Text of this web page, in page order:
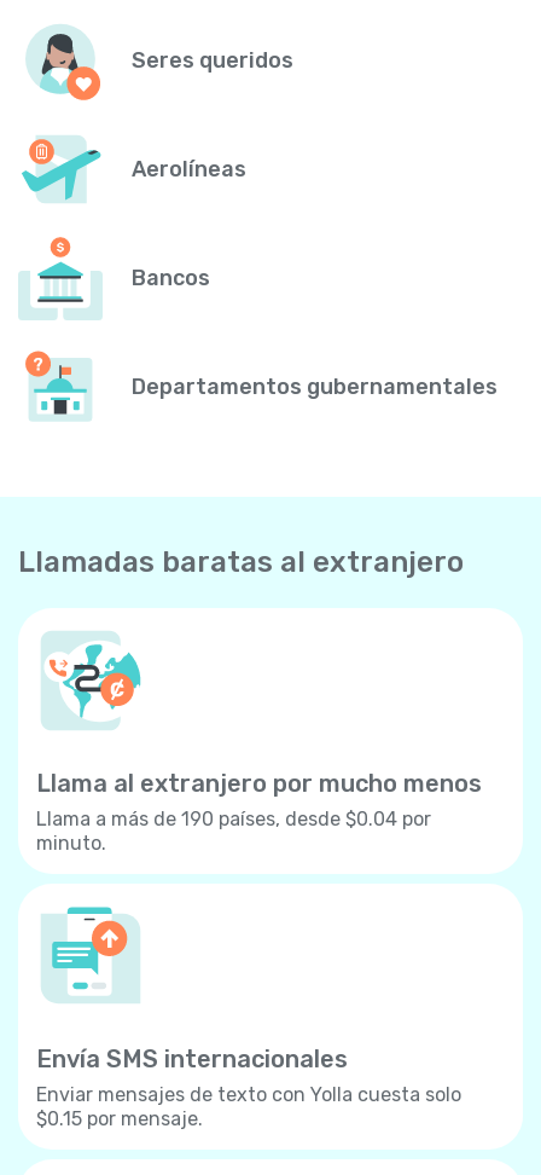
Seres queridos
Aerolíneas
Bancos
Departamentos gubernamentales
Llamadas baratas al extranjero
Llama al extranjero por mucho menos
Llama a más de 190 países, desde $0.04 por
minuto.
Envía SMS internacionales
Enviar mensajes de texto con Yolla cuesta solo
$0.15 por mensaje.